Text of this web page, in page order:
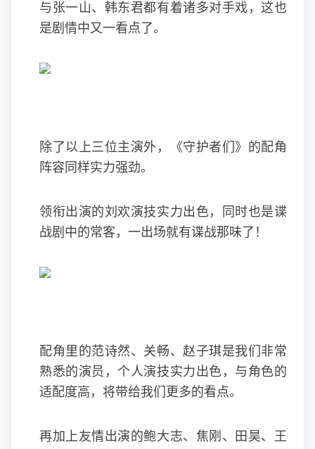
与张一山、韩东君都有着诸多对手戏，这也
是剧情中又一看点了。
除了以上三位主演外，《守护者们》的配角
阵容同样实力强劲。
领衔出演的刘欢演技实力出色，同时也是谍
战剧中的常客，一出场就有谍战那味了！
配角里的范诗然、关畅、赵子琪是我们非常
熟悉的演员，个人演技实力出色，与角色的
适配度高，将带给我们更多的看点。
再加上友情出演的鲍大志、焦刚、田昊、王